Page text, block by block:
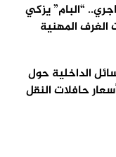
“البام” يزكي
المهنية
الداخلية حول
حافلات النقل